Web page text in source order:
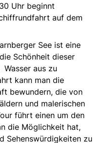
Uhr beginnt
auf dem
See ist eine
Schönheit dieser
aus zu
kann man die
bewundern, die von
und malerischen
führt einen um den
die Möglichkeit hat,
Sehenswürdigkeiten zu